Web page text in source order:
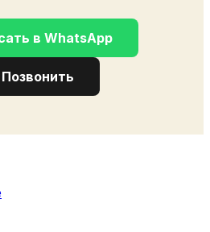
в WhatsApp
Позвонить